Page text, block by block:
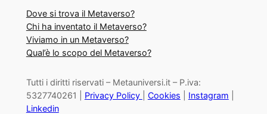
Dove si trova il Metaverso?
Chi ha inventato il Metaverso?
Viviamo in un Metaverso?
Qual’è lo scopo del Metaverso?
Tutti i diritti riservati – Metauniversi.it – P.iva:
5327740261 | Privacy Policy Cookies Instagram
Linkedin